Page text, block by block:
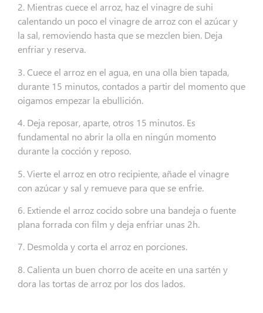
2. Mientras cuece el arroz, haz el vinagre de suhi
calentando un poco el vinagre de arroz con el azúcar y
la sal, removiendo hasta que se mezclen bien. Deja
enfriar y reserva.
3. Cuece el arroz en el agua, en una olla bien tapada,
durante 15 minutos, contados a partir del momento que
oigamos empezar la ebullición.
4. Deja reposar, aparte, otros 15 minutos. Es
fundamental no abrir la olla en ningún momento
durante la cocción y reposo.
5. Vierte el arroz en otro recipiente, añade el vinagre
con azúcar y sal y remueve para que se enfrie.
6. Extiende el arroz cocido sobre una bandeja o fuente
plana forrada con film y deja enfriar unas 2h.
7. Desmolda y corta el arroz en porciones.
8. Calienta un buen chorro de aceite en una sartén y
dora las tortas de arroz por los dos lados.